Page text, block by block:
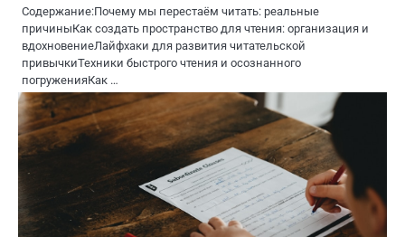
Содержание:Почему мы перестаём читать: реальные
причиныКак создать пространство для чтения: организация и
вдохновениеЛайфхаки для развития читательской
привычкиТехники быстрого чтения и осознанного
погруженияКак …